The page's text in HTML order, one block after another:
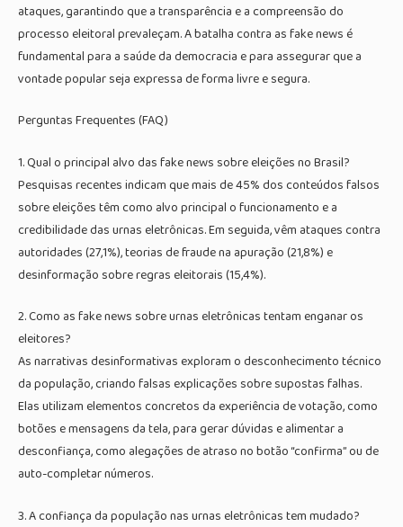
ataques, garantindo que a transparência e a compreensão do
processo eleitoral prevaleçam. A batalha contra as fake news é
fundamental para a saúde da democracia e para assegurar que a
vontade popular seja expressa de forma livre e segura.
Perguntas Frequentes (FAQ)
1. Qual o principal alvo das fake news sobre eleições no Brasil?
Pesquisas recentes indicam que mais de 45% dos conteúdos falsos
sobre eleições têm como alvo principal o funcionamento e a
credibilidade das urnas eletrônicas. Em seguida, vêm ataques contra
autoridades (27,1%), teorias de fraude na apuração (21,8%) e
desinformação sobre regras eleitorais (15,4%).
2. Como as fake news sobre urnas eletrônicas tentam enganar os
eleitores?
As narrativas desinformativas exploram o desconhecimento técnico
da população, criando falsas explicações sobre supostas falhas.
Elas utilizam elementos concretos da experiência de votação, como
botões e mensagens da tela, para gerar dúvidas e alimentar a
desconfiança, como alegações de atraso no botão “confirma” ou de
auto-completar números.
3. A confiança da população nas urnas eletrônicas tem mudado?